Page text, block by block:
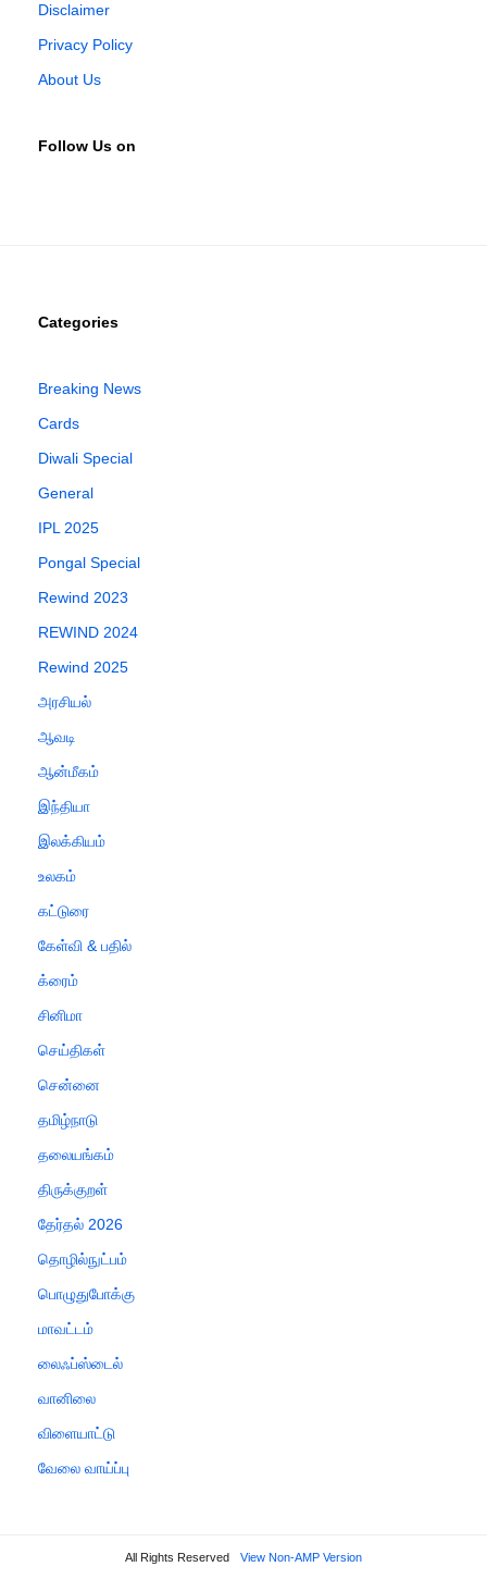
Disclaimer
Privacy Policy
About Us
Follow Us on
Categories
Breaking News
Cards
Diwali Special
General
IPL 2025
Pongal Special
Rewind 2023
REWIND 2024
Rewind 2025
அரசியல்
ஆவடி
ஆன்மீகம்
இந்தியா
இலக்கியம்
உலகம்
கட்டுரை
கேள்வி & பதில்
க்ரைம்
சினிமா
செய்திகள்
சென்னை
தமிழ்நாடு
தலையங்கம்
திருக்குறள்
தேர்தல் 2026
தொழில்நுட்பம்
பொழுதுபோக்கு
மாவட்டம்
லைஃப்ஸ்டைல்
வானிலை
விளையாட்டு
வேலை வாய்ப்பு
All Rights Reserved View Non-AMP Version